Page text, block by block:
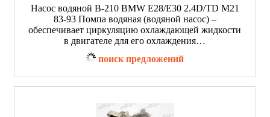
Насос водяной B-210 BMW E28/E30 2.4D/TD M21
83-93 Помпа водяная (водяной насос) –
обеспечивает циркуляцию охлаждающей жидкости
в двигателе для его охлаждения…
поиск предложений